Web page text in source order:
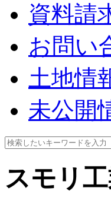
資料請
お問い
土地情
未公開
スモリ